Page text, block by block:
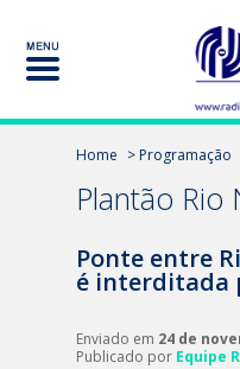
Home > Programação
Plantão Rio
Ponte entre
é interditada
Enviado em 24 de
Publicado por Equipe